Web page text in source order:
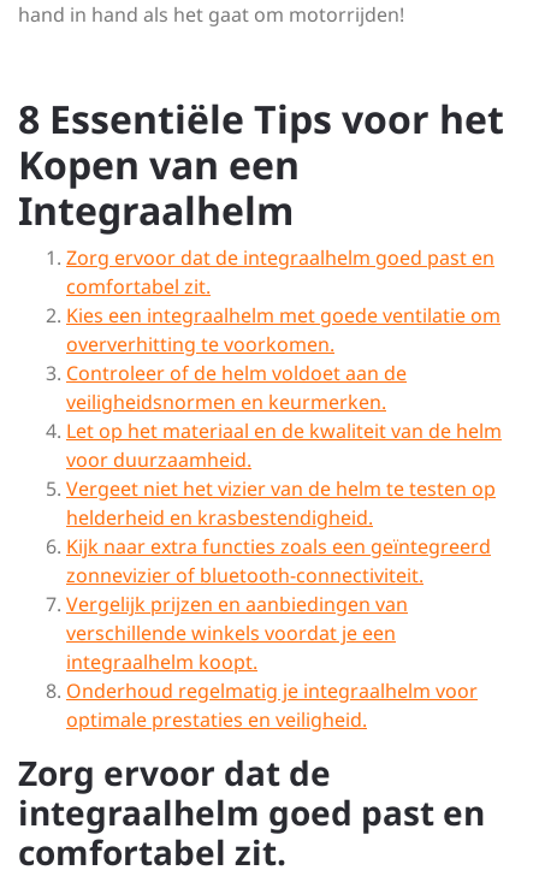
hand in hand als het gaat om motorrijden!
8 Essentiële Tips voor het
Kopen van een
Integraalhelm
Zorg ervoor dat de integraalhelm goed past en
comfortabel zit.
Kies een integraalhelm met goede ventilatie om
oververhitting te voorkomen.
Controleer of de helm voldoet aan de
veiligheidsnormen en keurmerken.
Let op het materiaal en de kwaliteit van de helm
voor duurzaamheid.
Vergeet niet het vizier van de helm te testen op
helderheid en krasbestendigheid.
Kijk naar extra functies zoals een geïntegreerd
zonnevizier of bluetooth-connectiviteit.
Vergelijk prijzen en aanbiedingen van
verschillende winkels voordat je een
integraalhelm koopt.
Onderhoud regelmatig je integraalhelm voor
optimale prestaties en veiligheid.
Zorg ervoor dat de
integraalhelm goed past en
comfortabel zit.